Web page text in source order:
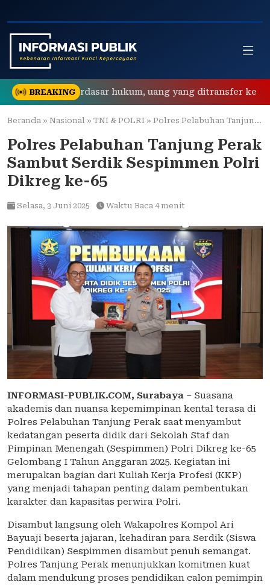
to
content
BREAKING
tidak berdasar hukum, uang yang ditransfer ke
Beranda » Nasional » TNI & POLRI » Polres Pelabuhan Tanjung Perak Sambut Serdik Sespimmen Polri Dikreg ke-65
Polres Pelabuhan Tanjung Perak
Sambut Serdik Sespimmen Polri
Dikreg ke-65
Selasa, 3 Juni 2025 Waktu Baca 4 menit
INFORMASI-PUBLIK.COM, Surabaya – Suasana
akademis dan nuansa kepemimpinan kental terasa di
Polres Pelabuhan Tanjung Perak saat menyambut
kedatangan peserta didik dari Sekolah Staf dan
Pimpinan Menengah (Sespimmen) Polri Dikreg ke-65
Gelombang I Tahun Anggaran 2025. Kegiatan ini
merupakan bagian dari Kuliah Kerja Profesi (KKP)
yang menjadi tahapan penting dalam pembentukan
karakter dan kapasitas perwira Polri.
Disambut langsung oleh Wakapolres Kompol Ari
Bayuaji beserta jajaran, kehadiran para Serdik (Siswa
Pendidikan) Sespimmen disambut penuh semangat.
Polres Tanjung Perak menunjukkan komitmen kuat
dalam mendukung proses pendidikan calon pemimpin